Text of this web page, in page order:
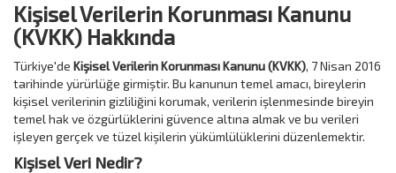
Kişisel Verilerin Korunması Kanunu
(KVKK) Hakkında
Türkiye'de Kişisel Verilerin Korunması Kanunu (KVKK), 7 Nisan 2016
tarihinde yürürlüğe girmiştir. Bu kanunun temel amacı, bireylerin
kişisel verilerinin gizliliğini korumak, verilerin işlenmesinde bireyin
temel hak ve özgürlüklerini güvence altına almak ve bu verileri
işleyen gerçek ve tüzel kişilerin yükümlülüklerini düzenlemektir.
Kişisel Veri Nedir?